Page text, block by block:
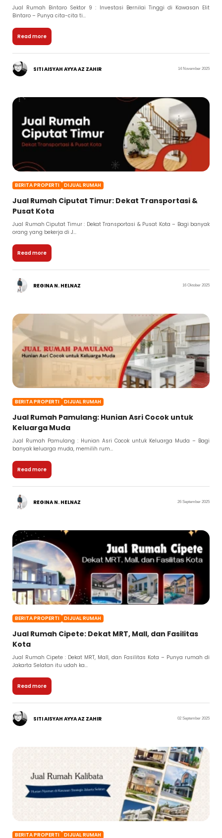
Jual Rumah Bintaro Sektor 9 : Investasi Bernilai Tinggi di Kawasan Elit
Bintaro – Punya cita-cita ti...
Read more
SITI AISYAH AYYA AZ ZAHIR 14 November 2025
BERITA PROPERTI DIJUAL RUMAH
Jual Rumah Ciputat Timur: Dekat Transportasi &
Pusat Kota
Jual Rumah Ciputat Timur : Dekat Transportasi & Pusat Kota – Bagi banyak
orang yang bekerja di J...
Read more
REGINA N. HELNAZ 16 Oktober 2025
BERITA PROPERTI DIJUAL RUMAH
Jual Rumah Pamulang: Hunian Asri Cocok untuk
Keluarga Muda
Jual Rumah Pamulang : Hunian Asri Cocok untuk Keluarga Muda – Bagi
banyak keluarga muda, memilih rum...
Read more
REGINA N. HELNAZ 26 September 2025
BERITA PROPERTI DIJUAL RUMAH
Jual Rumah Cipete: Dekat MRT, Mall, dan Fasilitas
Kota
Jual Rumah Cipete : Dekat MRT, Mall, dan Fasilitas Kota – Punya rumah di
Jakarta Selatan itu udah ka...
Read more
SITI AISYAH AYYA AZ ZAHIR 02 September 2025
BERITA PROPERTI DIJUAL RUMAH